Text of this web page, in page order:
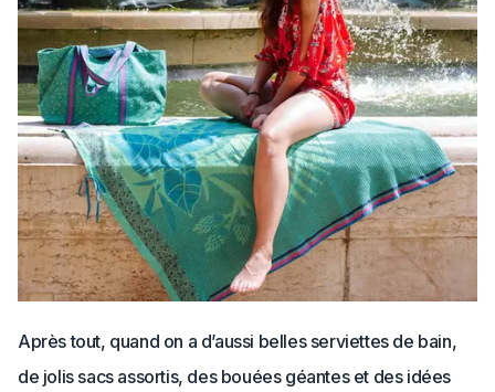
Après tout, quand on a d’aussi belles serviettes de bain,
de jolis sacs assortis, des bouées géantes et des idées